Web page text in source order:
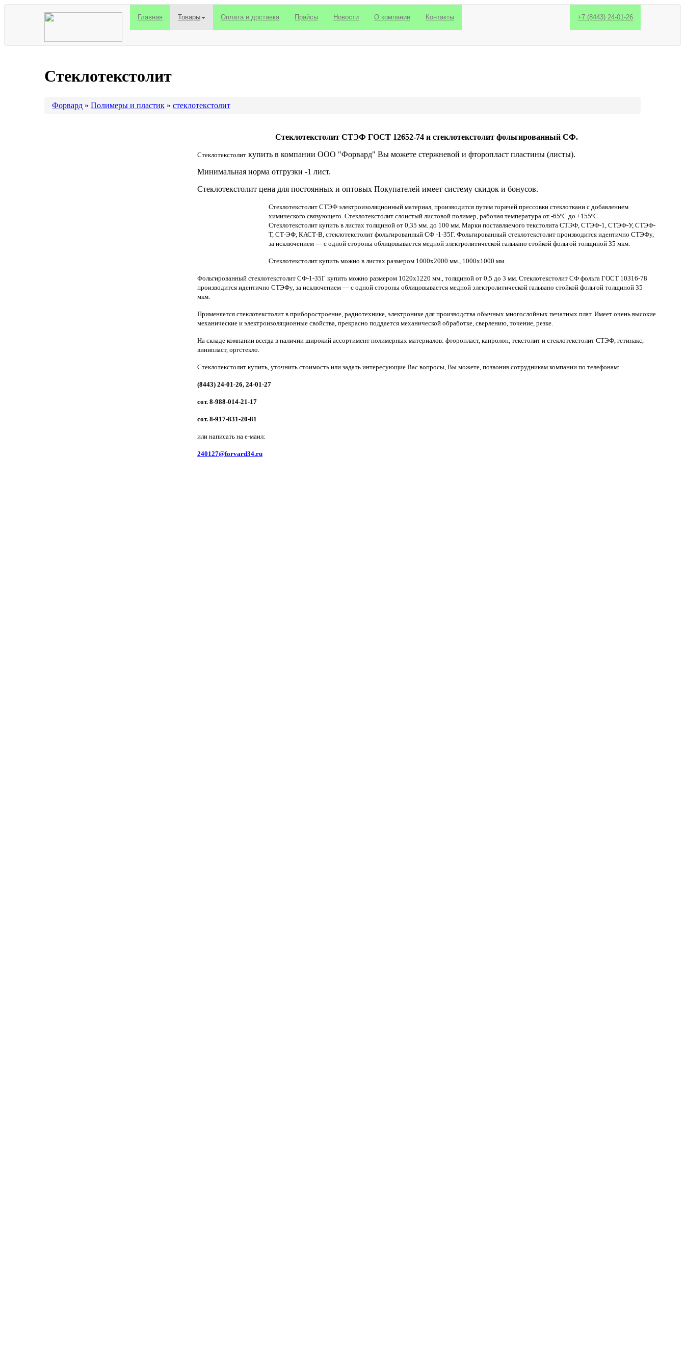
Главная Товары Оплата и доставка Прайсы Новости О компании Контакты +7 (8443) 24-01-26
Стеклотекстолит
Форвард » Полимеры и пластик » стеклотекстолит
Стеклотекстолит СТЭФ ГОСТ 12652-74 и стеклотекстолит фольгированный СФ.
Стеклотекстолит купить в компании ООО "Форвард" Вы можете стержневой и фторопласт пластины (листы).
Минимальная норма отгрузки -1 лист.
Стеклотекстолит цена для постоянных и оптовых Покупателей имеет систему скидок и бонусов.
Стеклотекстолит СТЭФ электроизоляционный материал, производится путем горячей прессовки стеклоткани с добавлением
химического связующего. Стеклотекстолит слоистый листовой полимер, рабочая температура от -65ºС до +155ºС.
Стеклотекстолит купить в листах толщиной от 0,35 мм. до 100 мм. Марки поставляемого текстолита СТЭФ, СТЭФ-1, СТЭФ-У, СТЭФ-
Т, СТ-ЭФ, КАСТ-В, стеклотекстолит фольгированный СФ -1-35Г. Фольгированный стеклотекстолит производится идентично СТЭФу,
за исключением — с одной стороны облицовывается медной электролитической гальвано стойкой фольгой толщиной 35 мкм.
Стеклотекстолит купить можно в листах размером 1000х2000 мм., 1000х1000 мм.
Фольгированный стеклотекстолит СФ-1-35Г купить можно размером 1020х1220 мм., толщиной от 0,5 до 3 мм. Стеклотекстолит СФ фольга ГОСТ 10316-78
производится идентично СТЭФу, за исключением — с одной стороны облицовывается медной электролитической гальвано стойкой фольгой толщиной 35
мкм.
Применяется стеклотекстолит в приборостроение, радиотехнике, электронике для производства обычных многослойных печатных плат. Имеет очень высокие
механические и электроизоляционные свойства, прекрасно поддается механической обработке, сверлению, точение, резке.
На складе компании всегда в наличии широкий ассортимент полимерных материалов: фторопласт, капролон, текстолит и стеклотекстолит СТЭФ, гетинакс,
винипласт, оргстекло.
Стеклотекстолит купить, уточнить стоимость или задать интересующие Вас вопросы, Вы можете, позвонив сотрудникам компании по телефонам:
(8443) 24-01-26, 24-01-27
сот. 8-988-014-21-17
сот. 8-917-831-20-81
или написать на е-маил:
240127@forvard34.ru